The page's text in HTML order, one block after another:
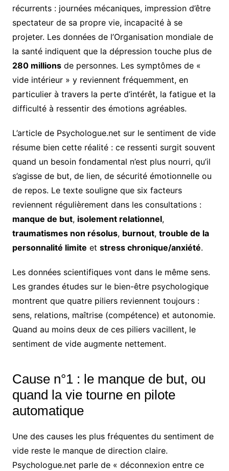
récurrents : journées mécaniques, impression d’être
spectateur de sa propre vie, incapacité à se
projeter. Les données de l’Organisation mondiale de
la santé indiquent que la dépression touche plus de
280 millionsde personnes. Les symptômes de «
vide intérieur » y reviennent fréquemment, en
particulier à travers la perte d’intérêt, la fatigue et la
difficulté à ressentir des émotions agréables.
L’article de Psychologue.net sur le sentiment de vide
résume bien cette réalité : ce ressenti surgit souvent
quand un besoin fondamental n’est plus nourri, qu’il
s’agisse de but, de lien, de sécurité émotionnelle ou
de repos. Le texte souligne que six facteurs
reviennent régulièrement dans les consultations :
manque de but, isolement relationnel,
traumatismes non résolus, burnout, trouble de la
personnalité limite et stress chronique/anxiété.
Les données scientifiques vont dans le même sens.
Les grandes études sur le bien-être psychologique
montrent que quatre piliers reviennent toujours :
sens, relations, maîtrise (compétence) et autonomie.
Quand au moins deux de ces piliers vacillent, le
sentiment de vide augmente nettement.
Cause n°1 : le manque de but, ou
quand la vie tourne en pilote
automatique
Une des causes les plus fréquentes du sentiment de
vide reste le manque de direction claire.
Psychologue.net parle de « déconnexion entre ce